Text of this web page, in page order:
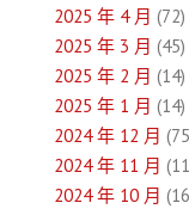
2025 年 4 月 (72)
2025 年 3 月 (45)
2025 年 2 月 (14)
2025 年 1 月 (14)
2024 年 12 月
2024 年 11 月
2024 年 10 月